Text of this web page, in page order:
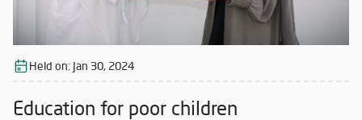
Held on: Jan 30, 2024
Education for poor children